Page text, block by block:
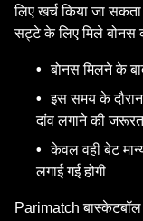
लिए खर्च किया जा
सट्टे के लिए मिले बोनस
बोनस मिलने के
इस समय के
दांव लगाने की जरूरत
केवल वही बेट
लगाई गई होगी
Parimatch